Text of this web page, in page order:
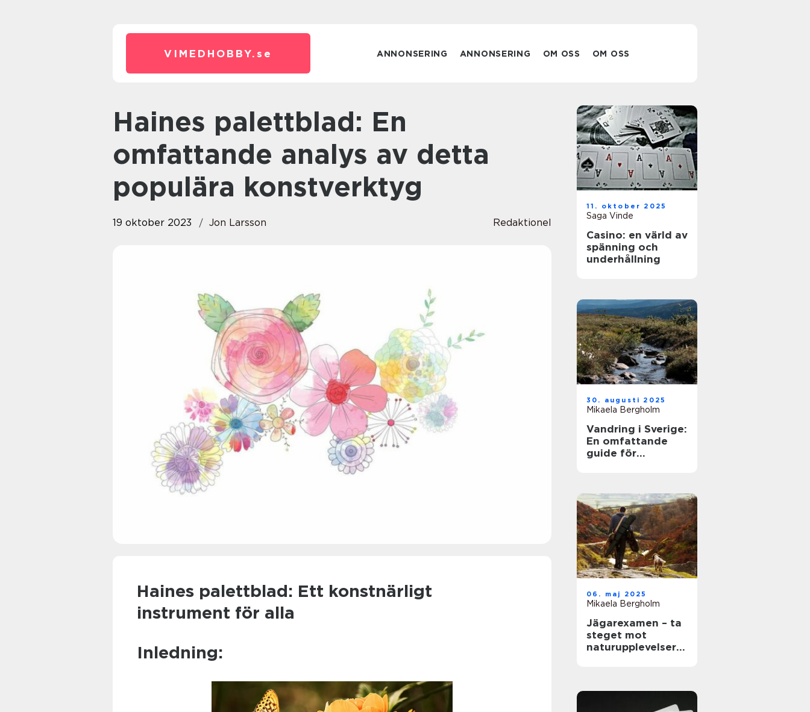
VIMEDHOBBY. se ANNONSERING ANNONSERING OM OSS OM OSS
Haines palettblad: En
omfattande analys av detta
populära konstverktyg
19 oktober 2023 Jon Larsson Redaktionel
Haines palettblad: Ett konstnärligt
instrument för alla
Inledning:
11. oktober 2025
Saga Vinde
Casino: en värld av
spänning och
underhållning
30. augusti 2025
Mikaela Bergholm
Vandring i Sverige:
En omfattande
guide för
06. maj 2025
Mikaela Bergholm
Jägarexamen – ta
steget mot
naturupplevelser